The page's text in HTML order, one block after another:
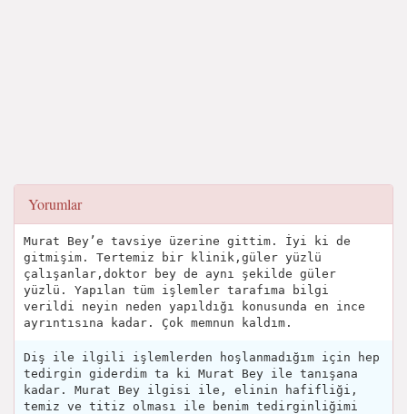
Yorumlar
Murat Bey’e tavsiye üzerine gittim. İyi ki de
gitmişim. Tertemiz bir klinik,güler yüzlü
çalışanlar,doktor bey de aynı şekilde güler
yüzlü. Yapılan tüm işlemler tarafıma bilgi
verildi neyin neden yapıldığı konusunda en ince
ayrıntısına kadar. Çok memnun kaldım.
Diş ile ilgili işlemlerden hoşlanmadığım için hep
tedirgin giderdim ta ki Murat Bey ile tanışana
kadar. Murat Bey ilgisi ile, elinin hafifliği,
temiz ve titiz olması ile benim tedirginliğimi